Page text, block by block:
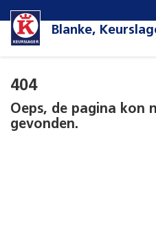
Blanke,
404
Oeps, de pagina kon
gevonden.